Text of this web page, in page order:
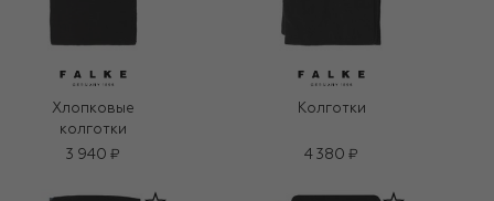
Хлопковые
колготки
3 940 ₽
Колготки
4 380 ₽